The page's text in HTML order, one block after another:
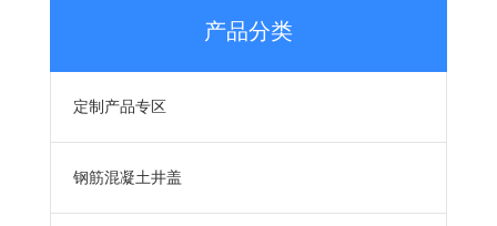
产品分类
定制产品专区
钢筋混凝土井盖